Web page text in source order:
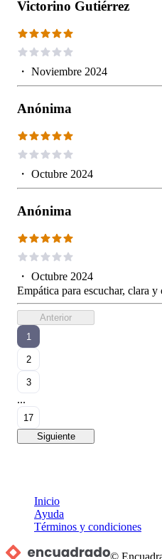
Victorino Gutiérrez
・ Noviembre 2024
Anónima
・ Octubre 2024
Anónima
・ Octubre 2024
Empática para escuchar, clara y
Anterior
1
2
3
...
17
Siguiente
Inicio
Ayuda
Términos y condiciones